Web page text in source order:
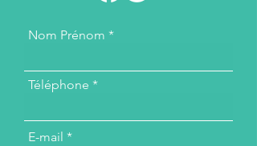
Nom Prénom
Téléphone
E-mail